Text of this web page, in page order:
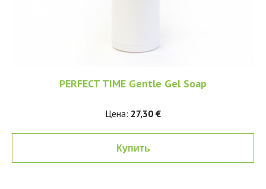
PERFECT TIME Gentle Gel Soap
Цена: 27,30 €
Купить